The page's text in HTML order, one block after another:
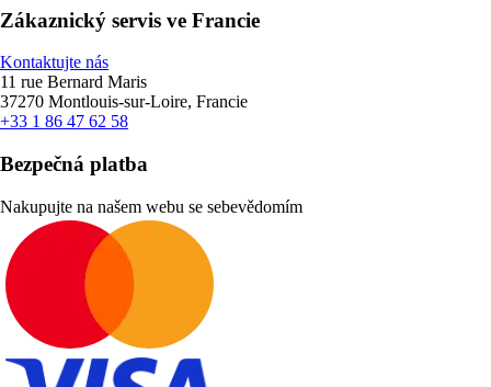
Zákaznický servis ve Francie
Kontaktujte nás
11 rue Bernard Maris
37270 Montlouis-sur-Loire, Francie
+33 1 86 47 62 58
Bezpečná platba
Nakupujte na našem webu se sebevědomím